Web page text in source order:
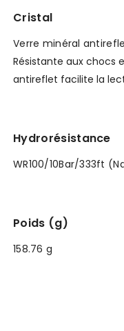
Cristal
Verre minéral
Résistante aux chocs
antireflet facilite la
Hydrorésistance
WR100/10Bar/333ft
Poids (g)
158.76 g